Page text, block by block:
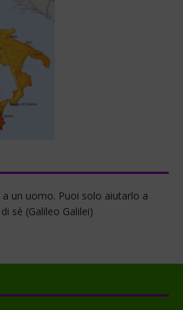
un uomo. Puoi solo aiutarlo a
sé (Galileo Galilei)